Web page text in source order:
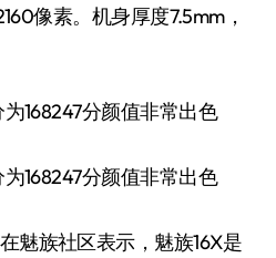
像素。机身厚度7.5mm，
族社区表示，魅族16X是